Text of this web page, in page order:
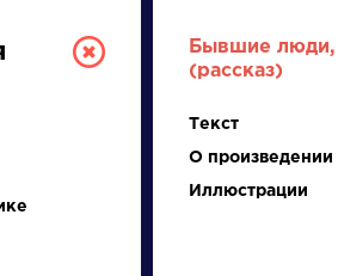
Бывшие люди,
(рассказ)
Текст
О произведении
Иллюстрации